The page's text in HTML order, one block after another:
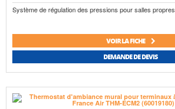
Système de régulation des pressions pour salles propres
VOIR LA FICHE
DEMANDE DE DEVIS